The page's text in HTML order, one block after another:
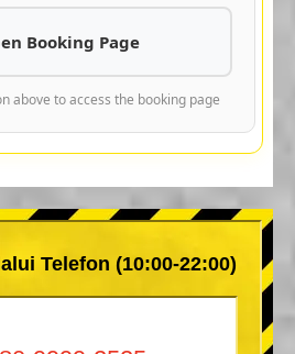
Booking Page
above to access the booking page
Telefon (10:00-22:00)